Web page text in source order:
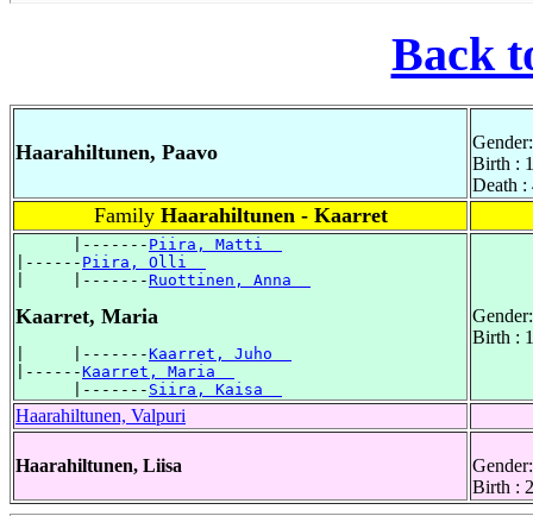
Back
Haarahiltunen, Paavo
Birth :
Death :
Family Haarahiltunen - Kaarret
      |-------
Piira, Matti
|------ Piira, Olli
|     |-------Ruottinen, Anna
Kaarret, Maria
|     |-------Kaarret, Juho
|------Kaarret, Maria
      |-------
Siira, Kaisa
Birth :
Haarahiltunen, Valpuri
Haarahiltunen, Liisa
Birth :